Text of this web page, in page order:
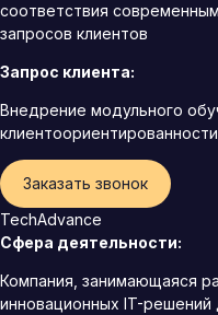
соответствия
запросов клиентов
Запрос клиента:
Внедрение модульного
Заказать звонок
TechAdvance
Сфера деятельности:
Компания, занимающаяся
инновационных IT-решений